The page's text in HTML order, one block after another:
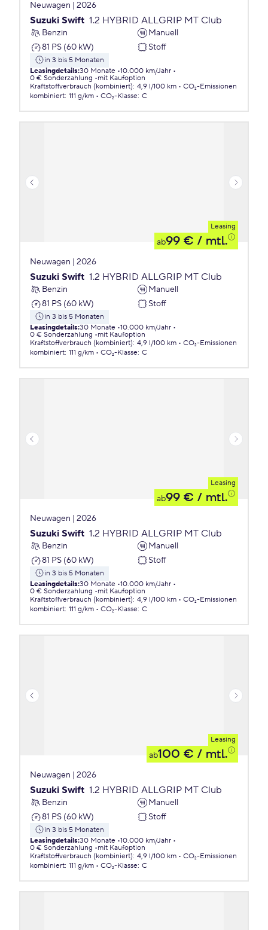
Neuwagen | 2026
Suzuki Swift 1.2 HYBRID ALLGRIP MT Club
Benzin
Manuell
81 PS (60 kW)
Stoff
in 3 bis 5 Monaten
Leasingdetails:30 Monate 10.000 km/Jahr
0 € Sonderzahlung
mit Kaufoption
Kraftstoffverbrauch (kombiniert): 4,9 l/100 km
CO₂-Emissionen
kombiniert: 111 g/km CO₂-Klasse: C
Leasing
ab99 € / mtl.
Neuwagen | 2026
Suzuki Swift 1.2 HYBRID ALLGRIP MT Club
Benzin
Manuell
81 PS (60 kW)
Stoff
in 3 bis 5 Monaten
Leasingdetails:30 Monate 10.000 km/Jahr
0 € Sonderzahlung
mit Kaufoption
Kraftstoffverbrauch (kombiniert): 4,9 l/100 km
CO₂-Emissionen
kombiniert: 111 g/km CO₂-Klasse: C
Leasing
ab99 € / mtl.
Neuwagen | 2026
Suzuki Swift 1.2 HYBRID ALLGRIP MT Club
Benzin
Manuell
81 PS (60 kW)
Stoff
in 3 bis 5 Monaten
Leasingdetails:30 Monate 10.000 km/Jahr
0 € Sonderzahlung
mit Kaufoption
Kraftstoffverbrauch (kombiniert): 4,9 l/100 km
CO₂-Emissionen
kombiniert: 111 g/km CO₂-Klasse: C
Leasing
ab100 € / mtl.
Neuwagen | 2026
Suzuki Swift 1.2 HYBRID ALLGRIP MT Club
Benzin
Manuell
81 PS (60 kW)
Stoff
in 3 bis 5 Monaten
Leasingdetails:30 Monate 10.000 km/Jahr
0 € Sonderzahlung
mit Kaufoption
Kraftstoffverbrauch (kombiniert): 4,9 l/100 km
CO₂-Emissionen
kombiniert: 111 g/km CO₂-Klasse: C